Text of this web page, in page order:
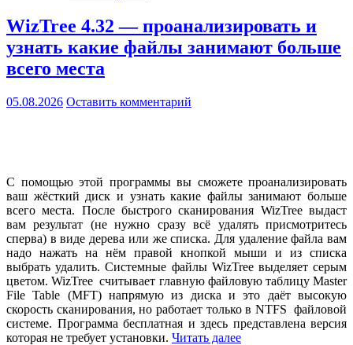
WizTree 4.32 — проанализировать и
узнать какие файлы занимают больше
всего места
05.08.2026 Оставить комментарий
С помощью этой программы вы сможете проанализировать
ваш жёсткий диск и узнать какие файлы занимают больше
всего места. После быстрого сканирования WizTree выдаст
вам результат (не нужно сразу всё удалять присмотритесь
сперва) в виде дерева или же списка. Для удаление файла вам
надо нажать на нём правой кнопкой мыши и из списка
выбрать удалить. Системные файлы WizTree выделяет серым
цветом. WizTree считывает главную файловую таблицу Master
File Table (MFT) напрямую из диска и это даёт высокую
скорость сканирования, но работает только в NTFS файловой
системе. Программа бесплатная и здесь представлена версия
которая не требует установки. Читать далее